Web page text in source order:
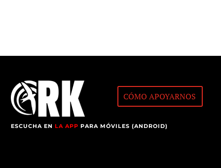
CÓMO APOYARNOS
ESCUCHA ENLA APP PARA MÓVILES (ANDROID)